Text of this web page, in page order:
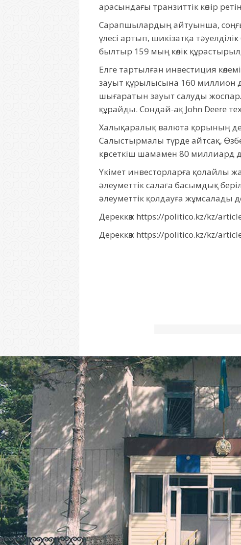
арасындағы транзиттік көпір
Сарапшылардың айтуынша, соңғы
үлесі артып, шикізатқа тәуелділік
былтыр 159 мың көлік
Елге тартылған инвестиция
зауыт құрылысына 160 миллион
шығаратын зауыт салуды
құрайды. Сондай-ақ John Deere
Халықаралық валюта қорының
Салыстырмалы түрде айтсақ,
көрсеткіш шамамен 80
Үкімет инвесторларға қолайлы
әлеуметтік салаға басымдық
әлеуметтік қолдауға жұмсалады
Дереккөз: https://politico.kz/kz/
Дереккөз: https://politico.kz/kz/